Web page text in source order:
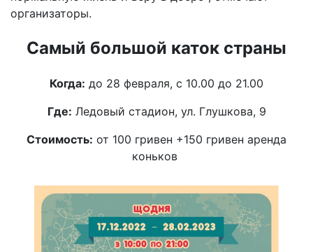
организаторы.
Самый большой каток страны
Когда: до 28 февраля, с 10.00 до 21.00
Где: Ледовый стадион, ул. Глушкова, 9
Стоимость: от 100 гривен +150 гривен аренда
коньков